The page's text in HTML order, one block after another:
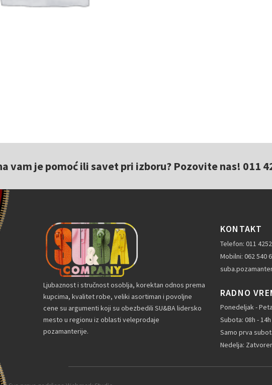
vam je pomoć ili savet pri izboru? Pozovite nas! 011
Ljubaznost i stručnost osoblja, korektan odnos prema
kupcima, kvalitet robe, veliki asortiman i povoljne
cene su argumenti koji su obezbedili SU&BA lidersko
mesto u regionu iz oblasti veleprodaje
pozamanterije.
KONTAKT
Telefon: 011
Mobilni: 062 540
RADNO
Ponedeljak -
Subota: 08h - 14h
Samo prva
Nedelja: